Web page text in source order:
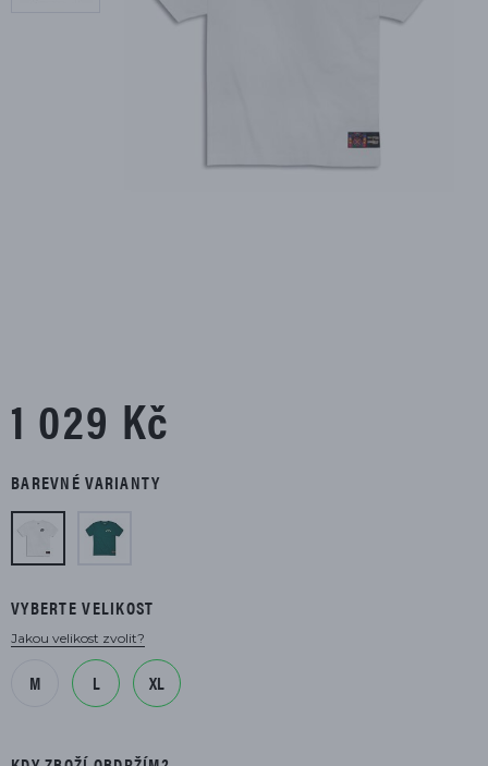
1 029 Kč
BAREVNÉ VARIANTY
VYBERTE VELIKOST
Jakou velikost zvolit?
M L XL